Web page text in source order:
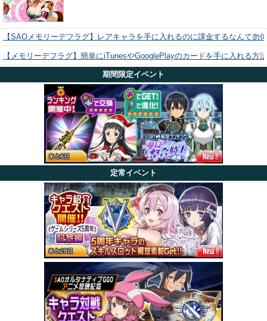
【SAOメモリーデフラグ】レアキャラを手に入れるのに課金するなんて勿
【メモリーデフラグ】簡単にiTunesやGooglePlayのカードを手に入れる方
期間限定イベント
定常イベント